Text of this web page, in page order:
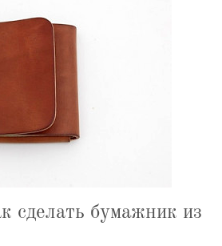
сделать бумажник из